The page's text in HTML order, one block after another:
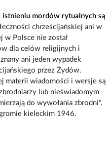
mordów rytualnych są
chrześcijańskiej ani w
w Polsce nie został
dla celów religijnych i
ani jeden wypadek
przez Żydów.
materii wiadomości i wersje są
lub nieświadomym -
do wywołania zbrodni".
kieleckim 1946.